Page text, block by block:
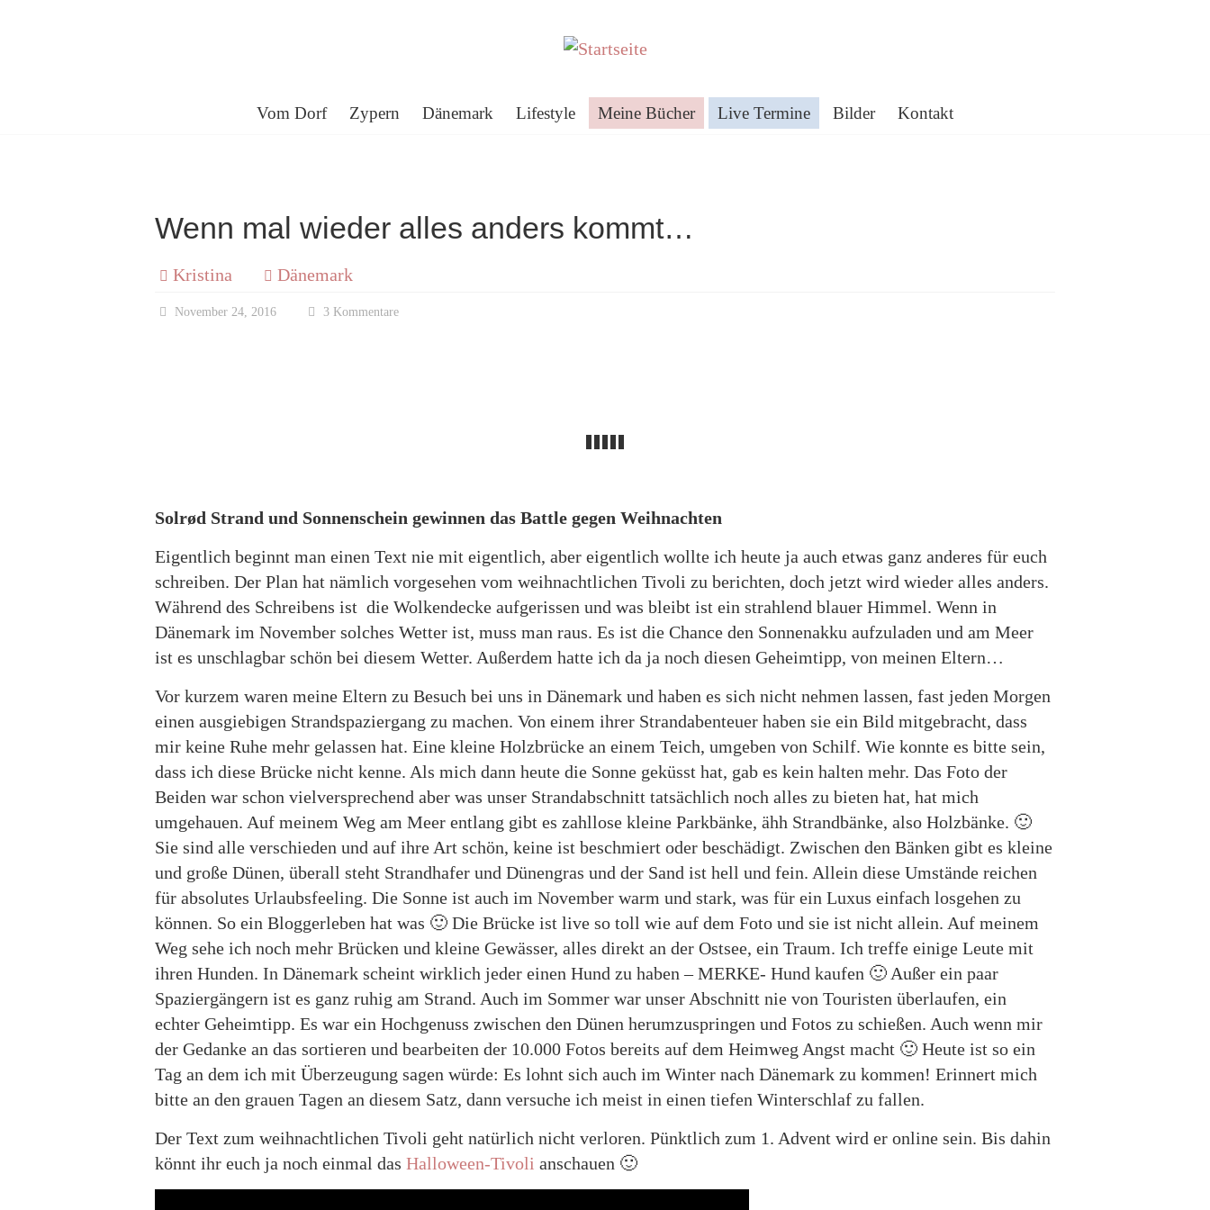
Kristina
Dorf
Egal
ich
Vom Dorf Zypern Dänemark Lifestyle Meine Bücher Live Termine Bilder Kontakt
Wenn mal wieder alles anders kommt…
Kristina Dänemark
November 24, 2016 3 Kommentare
Solrød Strand und Sonnenschein gewinnen das Battle gegen Weihnachten
Eigentlich beginnt man einen Text nie mit eigentlich, aber eigentlich wollte ich heute ja auch etwas ganz anderes für euch
schreiben. Der Plan hat nämlich vorgesehen vom weihnachtlichen Tivoli zu berichten, doch jetzt wird wieder alles anders.
Während des Schreibens ist die Wolkendecke aufgerissen und was bleibt ist ein strahlend blauer Himmel. Wenn in
Dänemark im November solches Wetter ist, muss man raus. Es ist die Chance den Sonnenakku aufzuladen und am Meer
ist es unschlagbar schön bei diesem Wetter. Außerdem hatte ich da ja noch diesen Geheimtipp, von meinen Eltern…
Vor kurzem waren meine Eltern zu Besuch bei uns in Dänemark und haben es sich nicht nehmen lassen, fast jeden Morgen
einen ausgiebigen Strandspaziergang zu machen. Von einem ihrer Strandabenteuer haben sie ein Bild mitgebracht, dass
mir keine Ruhe mehr gelassen hat. Eine kleine Holzbrücke an einem Teich, umgeben von Schilf. Wie konnte es bitte sein,
dass ich diese Brücke nicht kenne. Als mich dann heute die Sonne geküsst hat, gab es kein halten mehr. Das Foto der
Beiden war schon vielversprechend aber was unser Strandabschnitt tatsächlich noch alles zu bieten hat, hat mich
umgehauen. Auf meinem Weg am Meer entlang gibt es zahllose kleine Parkbänke, ähh Strandbänke, also Holzbänke. 🙂
Sie sind alle verschieden und auf ihre Art schön, keine ist beschmiert oder beschädigt. Zwischen den Bänken gibt es kleine
und große Dünen, überall steht Strandhafer und Dünengras und der Sand ist hell und fein. Allein diese Umstände reichen
für absolutes Urlaubsfeeling. Die Sonne ist auch im November warm und stark, was für ein Luxus einfach losgehen zu
können. So ein Bloggerleben hat was 🙂 Die Brücke ist live so toll wie auf dem Foto und sie ist nicht allein. Auf meinem
Weg sehe ich noch mehr Brücken und kleine Gewässer, alles direkt an der Ostsee, ein Traum. Ich treffe einige Leute mit
ihren Hunden. In Dänemark scheint wirklich jeder einen Hund zu haben – MERKE- Hund kaufen 🙂 Außer ein paar
Spaziergängern ist es ganz ruhig am Strand. Auch im Sommer war unser Abschnitt nie von Touristen überlaufen, ein
echter Geheimtipp. Es war ein Hochgenuss zwischen den Dünen herumzuspringen und Fotos zu schießen. Auch wenn mir
der Gedanke an das sortieren und bearbeiten der 10.000 Fotos bereits auf dem Heimweg Angst macht 🙂 Heute ist so ein
Tag an dem ich mit Überzeugung sagen würde: Es lohnt sich auch im Winter nach Dänemark zu kommen! Erinnert mich
bitte an den grauen Tagen an diesem Satz, dann versuche ich meist in einen tiefen Winterschlaf zu fallen.
Der Text zum weihnachtlichen Tivoli geht natürlich nicht verloren. Pünktlich zum 1. Advent wird er online sein. Bis dahin
könnt ihr euch ja noch einmal das Halloween-Tivoli anschauen 🙂